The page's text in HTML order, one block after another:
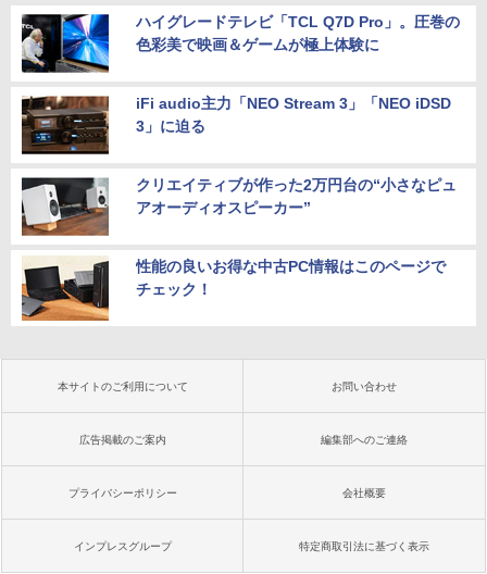
ハイグレードテレビ「TCL Q7D Pro」。圧巻の
色彩美で映画＆ゲームが極上体験に
iFi audio主力「NEO Stream 3」「NEO iDSD
3」に迫る
クリエイティブが作った2万円台の“小さなピュ
アオーディオスピーカー”
性能の良いお得な中古PC情報はこのページで
チェック！
本サイトのご利用について お問い合わせ
広告掲載のご案内 編集部へのご連絡
プライバシーポリシー 会社概要
インプレスグループ 特定商取引法に基づく表示